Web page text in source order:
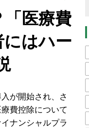
医療費
はハー
が開始され、さ
費控除について
ナンシャルプラ